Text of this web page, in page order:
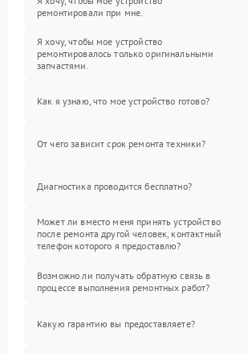
ремонтировали при мне.
Я хочу, чтобы мое устройство
ремонтировалось только оригинальными
запчастями.
Как я узнаю, что мое устройство готово?
От чего зависит срок ремонта техники?
Диагностика проводится бесплатно?
Может ли вместо меня принять устройство
после ремонта другой человек, контактный
телефон которого я предоставлю?
Возможно ли получать обратную связь в
процессе выполнения ремонтных работ?
Какую гарантию вы предоставляете?